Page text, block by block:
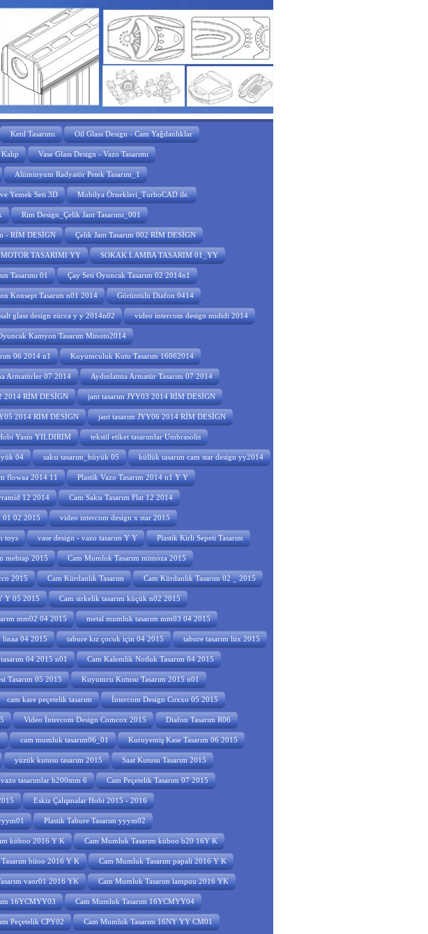
Ketıl Tasarımı Oil Glass Design - Cam Yağdanlıklar
Vase Glass Design - Vazo Tasarımı
Alüminyum Radyatör Petek Tasarım_1
Yemek Seti 3D Mobilya Örnekleri_TurboCAD ile.
Rim Design_Çelik Jant Tasarımı_001
- RİM DESİGN Çelik Jant Tasarım 002 RİM DESİGN
TASARIMI YY SOKAK LAMBA TASARIM 01_YY
Tasarımı 01 Çay Seti Oyuncak Tasarım 02 2014n1
Konsept Tasarım n01 2014 Görüntülü Diafon 0414
salt glass design zücca y y 2014n02 video intercom design mididi 2014
Kamyon Tasarım Minoto2014
06 2014 n1 Kuyumculuk Kutu Tasarım 16062014
Armatürler 07 2014 Aydınlatma Armatür Tasarım 07 2014
2014 RİM DESİGN jant tasarım JYY03 2014 RİM DESİGN
2014 RİM DESİGN jant tasarım JYY06 2014 RİM DESİGN
Yasin YILDIRIM tekstil etiket tasarımlar Umbrasolis
04 saksı tasarım_büyük 05 küllük tasarım cam star design yy2014
flowaa 2014 11 Plastik Vazo Tasarım 2014 n1 Y Y
12 2014 Cam Saksı Tasarım Flat 12 2014
01 02 2015 video intercom design x star 2015
toys vase design - vazo tasarım Y Y Plastik Kirli Sepeti Tasarım
mehtap 2015 Cam Mumluk Tasarım mimoza 2015
2015 Cam Kürdanlık Tasarım Cam Kürdanlık Tasarım 02 _ 2015
Y 05 2015 Cam sirkelik tasarım küçük n02 2015
mm02 04 2015 metal mumluk tasarım mm03 04 2015
linaa 04 2015 tabure kız çocuk için 04 2015 tabure tasarım liix 2015
04 2015 n01 Cam Kalemlik Notluk Tasarım 04 2015
Tasarım 05 2015 Kuyumcu Kutusu Tasarım 2015 n01
cam kare peçetelik tasarım İntercom Design Coxxo 05 2015
Video İntercom Design Comcox 2015 Diafon Tasarım R06
cam mumluk tasarım06_01 Kuruyemiş Kase Tasarım 06 2015
yüzük kutusu tasarım 2015 Saat Kutusu Tasarım 2015
tasarımlar h200mm 6 Cam Peçetelik Tasarım 07 2015
Eskiz Çalışmalar Hobi 2015 - 2016
Plastik Tabure Tasarım yyym02
küboo 2016 Y K Cam Mumluk Tasarım küboo b20 16Y K
biioo 2016 Y K Cam Mumluk Tasarım papali 2016 Y K
vaor01 2016 YK Cam Mumluk Tasarım lampuu 2016 YK
16YCMYY03 Cam Mumluk Tasarım 16YCMYY04
Peçetelik CPY02 Cam Mumluk Tasarım 16NY YY CM01